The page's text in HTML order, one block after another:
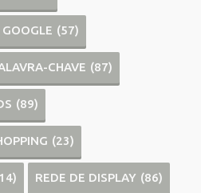
(57)
CHAVE (87)
(89)
(23)
REDE DE DISPLAY (86)